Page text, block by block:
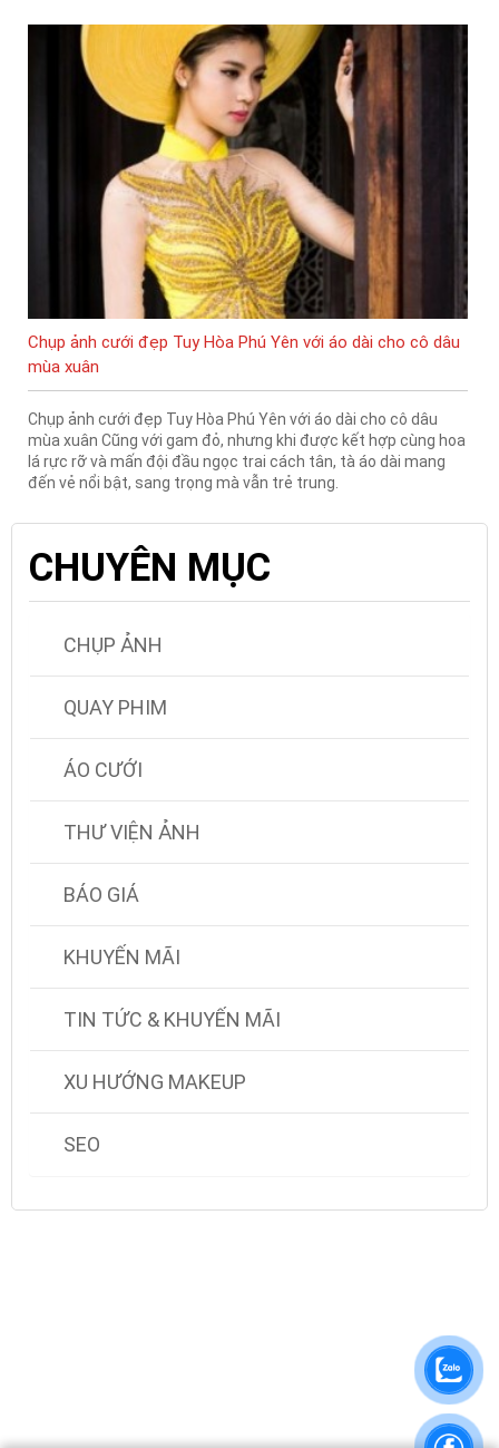
Chụp ảnh cưới đẹp Tuy Hòa Phú Yên với áo dài cho cô dâu
mùa xuân
Chụp ảnh cưới đẹp Tuy Hòa Phú Yên với áo dài cho cô dâu
mùa xuân Cũng với gam đỏ, nhưng khi được kết hợp cùng hoa
lá rực rỡ và mấn đội đầu ngọc trai cách tân, tà áo dài mang
đến vẻ nổi bật, sang trọng mà vẫn trẻ trung.
CHUYÊN MỤC
CHỤP ẢNH
QUAY PHIM
ÁO CƯỚI
THƯ VIỆN ẢNH
BÁO GIÁ
KHUYẾN MÃI
TIN TỨC & KHUYẾN MÃI
XU HƯỚNG MAKEUP
SEO